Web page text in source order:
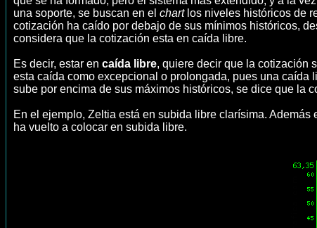
una soporte, se buscan en el chartlos niveles históricos de
cotización ha caído por debajo de sus mínimos históricos,
considera que la cotización esta en caída libre.
Es decir, estar en caída libre, quiere decir que la cotización
esta caída como excepcional o prolongada, pues una caída
sube por encima de sus máximos históricos, se dice que la
En el ejemplo, Zeltia está en subida libre clarísima.
ha vuelto a colocar en subida libre.